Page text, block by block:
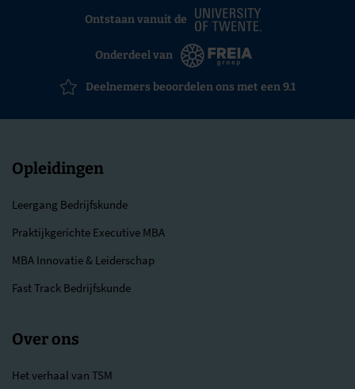
Ontstaan vanuit de
Onderdeel van
Deelnemers beoordelen ons met een 9.1
Opleidingen
Leergang Bedrijfskunde
Praktijkgerichte Executive MBA
MBA Innovatie & Leiderschap
Fast Track Bedrijfskunde
Over ons
Het verhaal van TSM